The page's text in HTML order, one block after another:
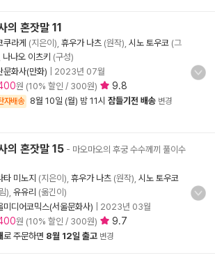
의 혼잣말 11
쿠라게 (지은이), 휴우가 나츠 (원작), 시노 토우코 (그
나나오 이츠키 (구성)
문화사(만화)
2023년 07월
원 (10% 할인 / 300원) 9.8
자배송 8월 10일 (월) 밤 11시 잠들기전 배송 변경
의 혼잣말 15 - 마오마오의 후궁 수수께끼 풀이수
타 미노지 (지은이), 휴우가 나츠 (원작), 시노 토우코
), 유유리 (옮긴이)
미디어코믹스(서울문화사)
2023년 03월
원 (10% 할인 / 300원) 9.7
로 주문하면 8월 12일 출고 변경